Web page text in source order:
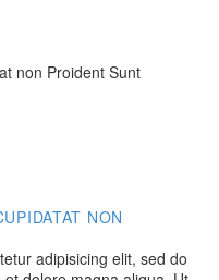
NON
adipisicing elit, sed do